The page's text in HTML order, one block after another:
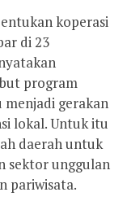
koperasi
di 23
program
menjadi gerakan
lokal. Untuk itu
daerah untuk
sektor unggulan
pariwisata.